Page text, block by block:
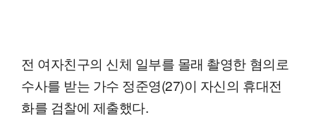
전 여자친구의 신체 일부를 몰래 촬영한 혐의로
수사를 받는 가수 정준영(27)이 자신의 휴대전
화를 검찰에 제출했다.